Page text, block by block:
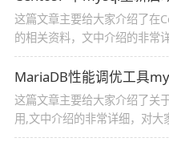
这篇文章主要给大家介绍了
的相关资料，文中介绍的非常
需要的朋友们下面来一起看看
MariaDB性能调优工具
这篇文章主要给大家介绍了
用,文中介绍的非常详细，对大
们下面来一起看看吧。